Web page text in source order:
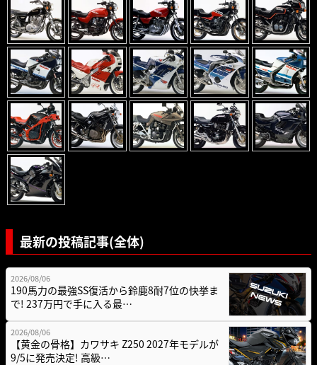
最新の投稿記事(全体)
2026/08/06
190馬力の最強SS復活から鈴鹿8耐7位の快挙ま
で! 237万円で手に入る最…
2026/08/06
【黄金の骨格】カワサキ Z250 2027年モデルが
9/5に発売決定! 高級…